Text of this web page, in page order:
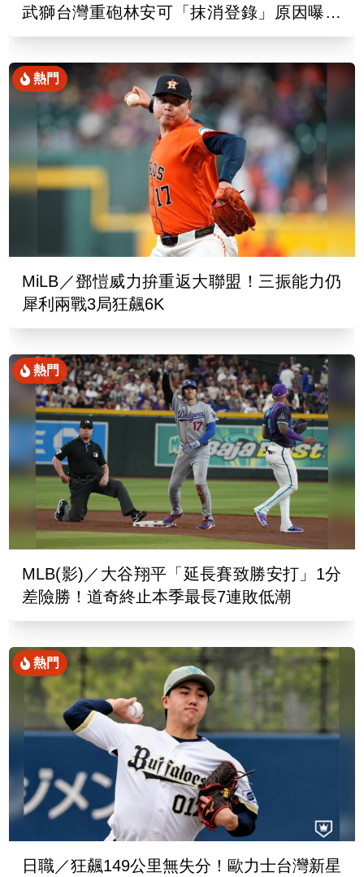
武獅台灣重砲林安可「抹消登錄」原因曝光
了
熱門
MiLB／鄧愷威力拚重返大聯盟！三振能力仍
犀利兩戰3局狂飆6K
熱門
MLB(影)／大谷翔平「延長賽致勝安打」1分
差險勝！道奇終止本季最長7連敗低潮
熱門
日職／狂飆149公里無失分！歐力士台灣新星